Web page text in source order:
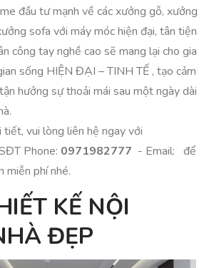
đầu tư mạnh về các xưởng gỗ, xưởng
sofa với máy móc hiện đại, tân tiện
công tay nghề cao sẽ mang lại cho gia
sống HIỆN ĐẠI – TINH TẾ , tạo cảm
hưởng sự thoải mái sau một ngày dài
vui lòng liên hệ ngay với
Phone: 0971982777 - Email: để
miễn phí nhé.
KẾ NỘI
ĐẸP